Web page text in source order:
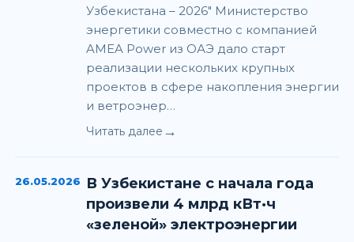
Узбекистана – 2026" Министерство
энергетики совместно с компанией
AMEA Power из ОАЭ дало старт
реализации нескольких крупных
проектов в сфере накопления энергии
и ветроэнер…
Читать далее →
26.05.2026
В Узбекистане с начала года
произвели 4 млрд кВт·ч
«зеленой» электроэнергии